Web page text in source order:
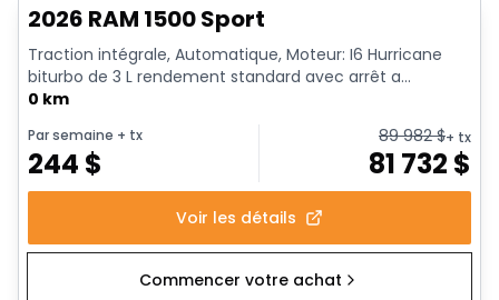
2026 RAM 1500 Sport
Traction intégrale, Automatique, Moteur: I6 Hurricane
biturbo de 3 L rendement standard avec arrêt a...
0 km
Par semaine + tx
244 $
89 982$+ tx
81 732 $
Voir les détails
Commencer votre achat